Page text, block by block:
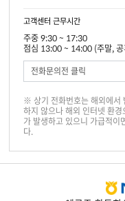
고객센터 근무시간
주중 9:30 ~ 17:30
점심 13:00 ~ 14:00 (주말, 공
전화문의전 클릭
※ 상기 전화번호는 해외에서
하지 않으나 해외 인터넷 환
가 발생하고 있으니 가급적
다.